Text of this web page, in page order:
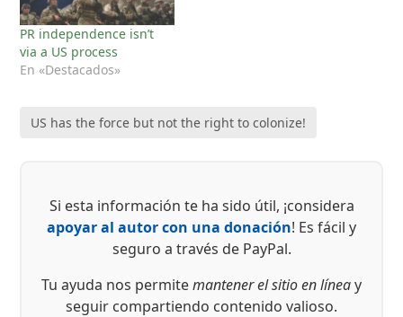
PR independence isn’t
via a US process
En «Destacados»
US has the force but not the right to colonize!
Si esta información te ha sido útil, ¡considera
apoyar al autor con una donación! Es fácil y
seguro a través de PayPal.
Tu ayuda nos permitemantener el sitio en líneay
seguir compartiendo contenido valioso.